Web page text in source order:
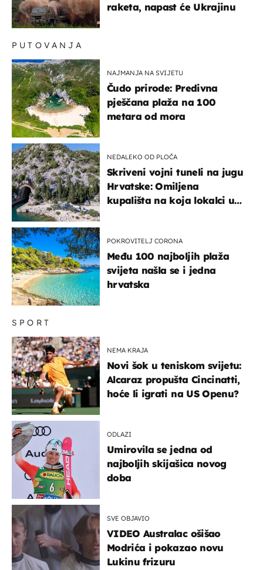
raketa, napast će Ukrajinu
SPORT
NEMA KRAJA
Novi šok u teniskom svijetu:
Alcaraz propušta Cincinatti,
hoće li igrati na US Openu?
ODLAZI
Umirovila se jedna od
najboljih skijašica novog
doba
SVE OBJAVIO
VIDEO Australac ošišao
Modrića i pokazao novu
Lukinu frizuru
PUTOVANJA
NAJMANJA NA SVIJETU
Čudo prirode: Predivna
pješčana plaža na 100
metara od mora
NEDALEKO OD PLOČA
Skriveni vojni tuneli na jugu
Hrvatske: Omiljena
kupališta na koja lokalci u
POKROVITELJ CORONA
Među 100 najboljih plaža
svijeta našla se i jedna
hrvatska